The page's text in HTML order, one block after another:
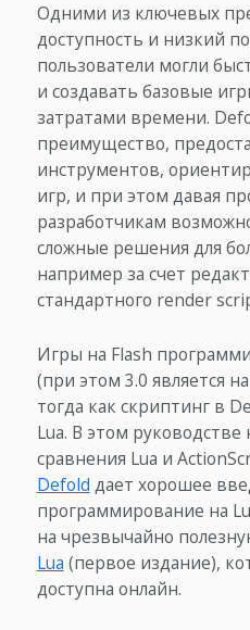
Одними из ключевых
доступность и низкий
пользователи могли
и создавать базовые
затратами времени.
преимущество,
инструментов,
игр, и при этом давая
разработчикам
сложные решения для
например за счет
стандартного render
Игры на Flash
(при этом 3.0 является
тогда как скриптинг в
Lua. В этом
сравнения Lua и
Defold дает хорошее
программирование на
на чрезвычайно
Lua (первое издание),
доступна онлайн.